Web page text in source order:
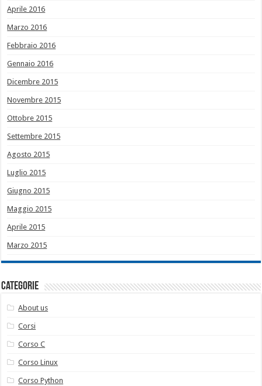
Aprile 2016
Marzo 2016
Febbraio 2016
Gennaio 2016
Dicembre 2015
Novembre 2015
Ottobre 2015
Settembre 2015
Agosto 2015
Luglio 2015
Giugno 2015
Maggio 2015
Aprile 2015
Marzo 2015
Categorie
About us
Corsi
Corso C
Corso Linux
Corso Python